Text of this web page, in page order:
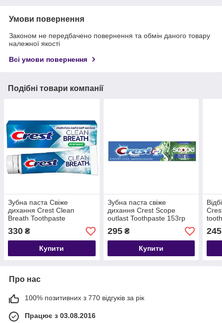
Умови повернення
Законом не передбачено повернення та обмін даного товару
належної якості
Всі умови повернення
Подібні товари компанії
Зубна паста Свіже
дихання Crest Clean
Breath Toothpaste
Peppermint 70 г
330 ₴
Купити
Зубна паста свіже
дихання Crest Scope
outlast Toothpaste 153гр
295₴
Купити
245
Про нас
100% позитивних з 770 відгуків за рік
Працює з 03.08.2016